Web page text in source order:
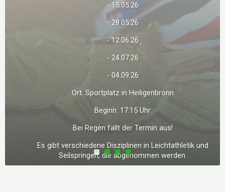
- 15.05.26
- 29.05.26
- 12.06.26
- 24.07.26
- 04.09.26
Ort: Sportplatz in Heiligenbronn
Beginn: 17:15 Uhr
Bei Regen fällt der Termin aus!
Es gibt verschiedene Disziplinen in Leichtathletik und
Seilspringen, die abgenommen werden.